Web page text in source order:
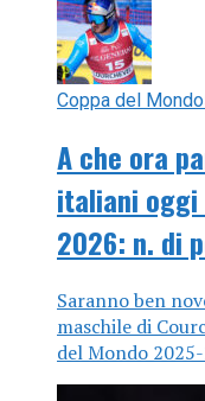
Coppa del Mondo
A che ora
italiani oggi
2026: n. di
Saranno ben
maschile di
del Mondo